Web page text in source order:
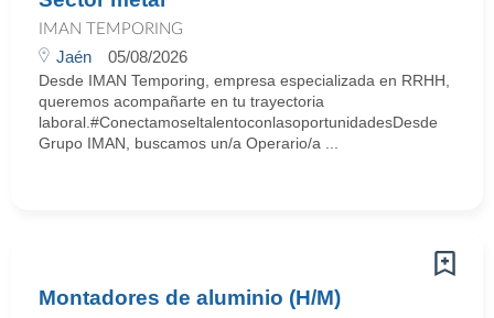
IMAN TEMPORING
Jaén 05/08/2026
Desde IMAN Temporing, empresa especializada en RRHH,
queremos acompañarte en tu trayectoria
laboral.#ConectamoseltalentoconlasoportunidadesDesde
Grupo IMAN, buscamos un/a Operario/a ...
Montadores de aluminio (H/M)